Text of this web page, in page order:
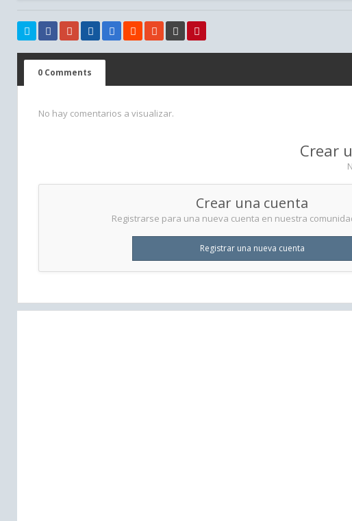
0 Comments
No hay comentarios a visualizar.
Crear
Crear una cuenta
Registrarse para una nueva cuenta en nuestra
Registrar una nueva cuenta